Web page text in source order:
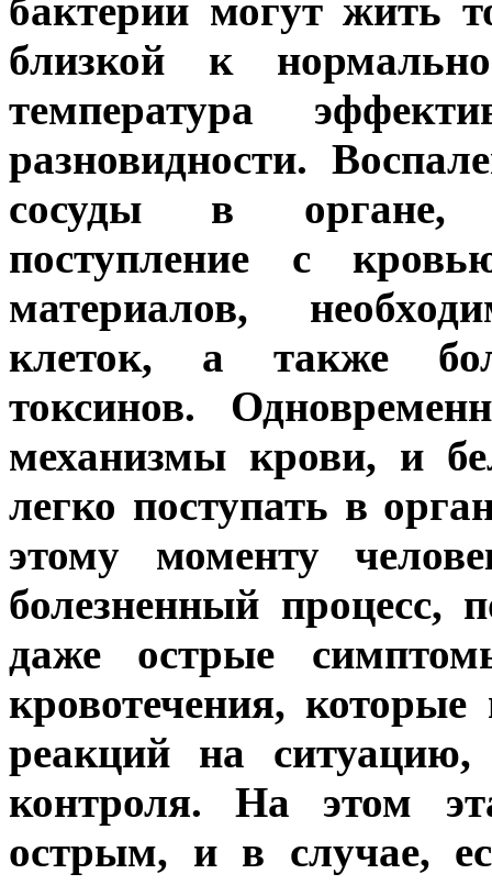
бактерии могут жить
близкой к
температура
разновидности.
сосуды в органе,
поступление с
материалов,
клеток, а также
токсинов.
механизмы крови, и
легко поступать в
этому моменту
болезненный процесс,
даже острые
кровотечения,
реакций на
контроля. На этом
острым, и в случае,